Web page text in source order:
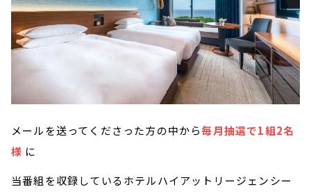
メールを送ってくださった方の中から毎月抽選で1組2名
様 に
当番組を収録しているホテルハイアットリージェンシー